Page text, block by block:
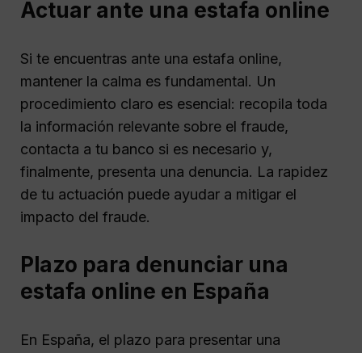
Actuar ante una estafa online
Si te encuentras ante una estafa online,
mantener la calma es fundamental. Un
procedimiento claro es esencial: recopila toda
la información relevante sobre el fraude,
contacta a tu banco si es necesario y,
finalmente, presenta una denuncia. La rapidez
de tu actuación puede ayudar a mitigar el
impacto del fraude.
Plazo para denunciar una
estafa online en España
En España, el plazo para presentar una